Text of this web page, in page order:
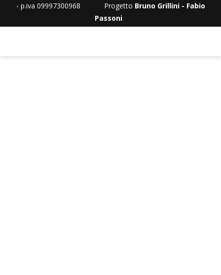
- p.iva 09997300968 Progetto Bruno Grillini - Fabio
Passoni